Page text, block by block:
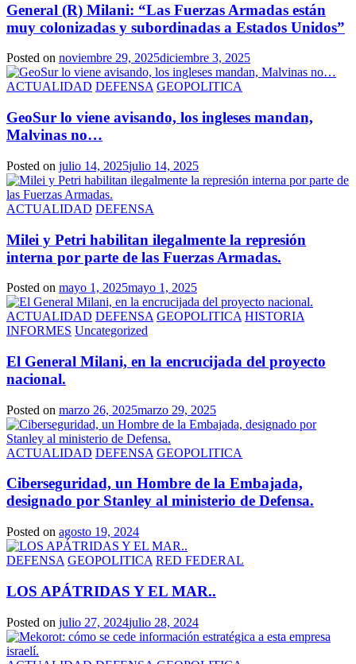
General (R) Milani: “Las Fuerzas Armadas están
muy colonizadas y subordinadas a Estados Unidos”
Posted on noviembre 29, 2025diciembre 3, 2025
ACTUALIDAD DEFENSA GEOPOLITICA
GeoSur lo viene avisando, los ingleses mandan,
Malvinas no…
Posted on julio 14, 2025julio 14, 2025
ACTUALIDAD DEFENSA
Milei y Petri habilitan ilegalmente la represión
interna por parte de las Fuerzas Armadas.
Posted on mayo 1, 2025mayo 1, 2025
ACTUALIDAD DEFENSA GEOPOLITICA HISTORIA
INFORMES Uncategorized
El General Milani, en la encrucijada del proyecto
nacional.
Posted on marzo 26, 2025marzo 29, 2025
ACTUALIDAD DEFENSA GEOPOLITICA
Ciberseguridad, un Hombre de la Embajada,
designado por Stanley al ministerio de Defensa.
Posted on agosto 19, 2024
DEFENSA GEOPOLITICA RED FEDERAL
LOS APÁTRIDAS Y EL MAR..
Posted on julio 27, 2024julio 28, 2024